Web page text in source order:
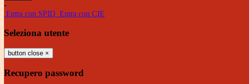
-
Entra con SPID Entra con CIE
Seleziona utente
button close ×
Recupero password